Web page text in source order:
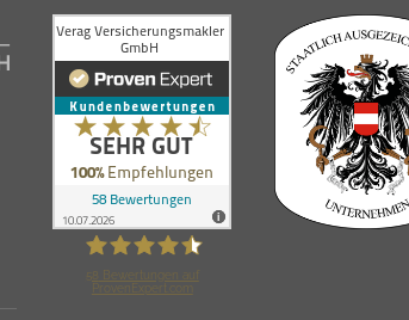
Bewertungen auf
ProvenExpert.com